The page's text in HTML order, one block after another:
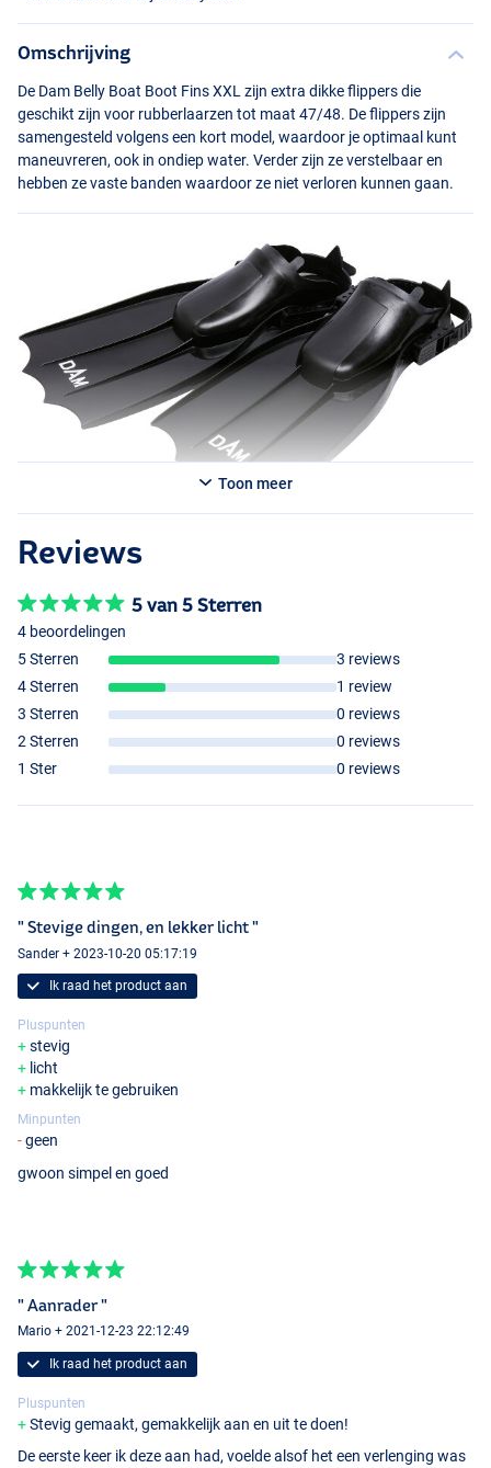
Omschrijving
De Dam Belly Boat Boot FinsXXLzijn extra dikke flippers die
geschikt zijn voor rubberlaarzen tot maat 47/48. De flippers zijn
samengesteld volgens een kort model, waardoor je optimaal kunt
maneuvreren, ook in ondiep water. Verder zijn ze verstelbaar en
hebben ze vaste banden waardoor ze niet verloren kunnen gaan.
Toon meer
Reviews
5 van 5 Sterren
4 beoordelingen
5 Sterren
3 reviews
4 Sterren
1 review
3 Sterren
0 reviews
2 Sterren
0 reviews
1 Ster
0 reviews
" Stevige dingen, en lekker licht "
Sander + 2023-10-20 05:17:19
Ik raad het product aan
Pluspunten
stevig
licht
makkelijk te gebruiken
Minpunten
geen
gwoon simpel en goed
" Aanrader "
Mario + 2021-12-23 22:12:49
Ik raad het product aan
Pluspunten
Stevig gemaakt, gemakkelijk aan en uit te doen!
De eerste keer ik deze aan had, voelde alsof het een verlenging was